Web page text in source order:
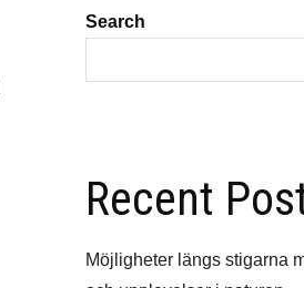
Search
Recent
Möjligheter längs stigarna